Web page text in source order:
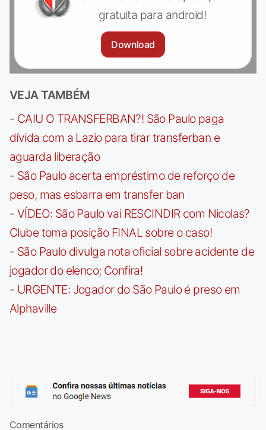
gratuita para android!
Download
VEJA TAMBÉM
- CAIU O TRANSFERBAN?! São Paulo paga
dívida com a Lazio para tirar transferban e
aguarda liberação
- São Paulo acerta empréstimo de reforço de
peso, mas esbarra em transfer ban
- VÍDEO: São Paulo vai RESCINDIR com Nicolas?
Clube toma posição FINAL sobre o caso!
- São Paulo divulga nota oficial sobre acidente de
jogador do elenco; Confira!
- URGENTE: Jogador do São Paulo é preso em
Alphaville
Comentários